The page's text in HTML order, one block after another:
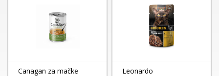
Canagan za mačke
Leonardo